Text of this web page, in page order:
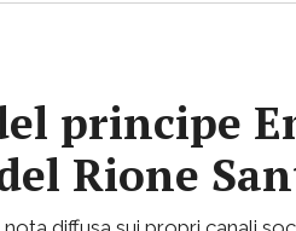
principe
Rione